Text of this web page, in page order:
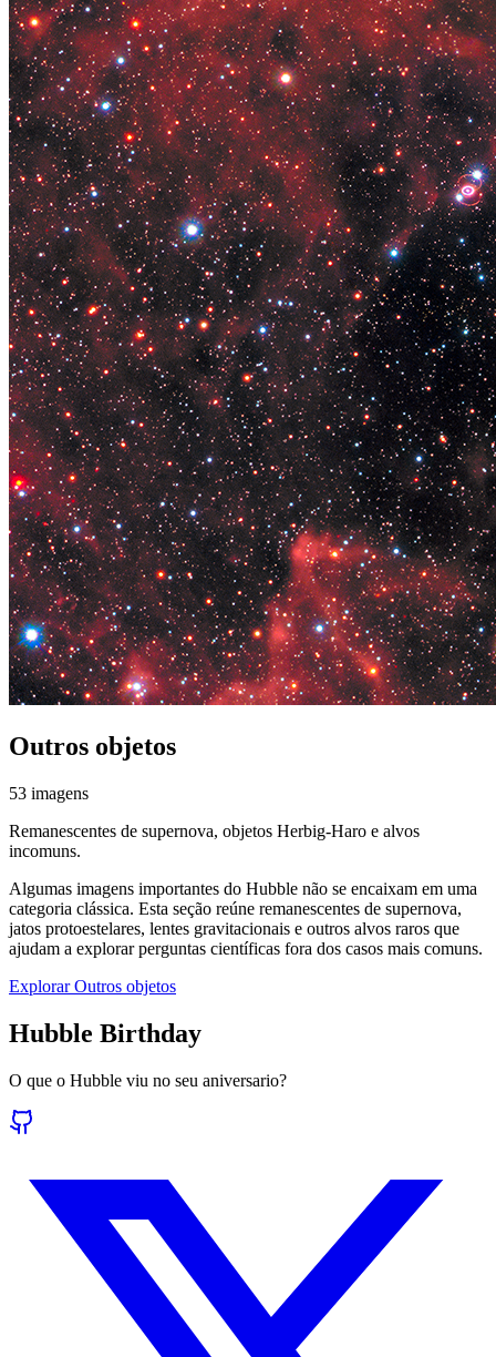
Outros objetos
53 imagens
Remanescentes de supernova, objetos Herbig-Haro e alvos
incomuns.
Algumas imagens importantes do Hubble não se encaixam em uma
categoria clássica. Esta seção reúne remanescentes de supernova,
jatos protoestelares, lentes gravitacionais e outros alvos raros que
ajudam a explorar perguntas científicas fora dos casos mais comuns.
Explorar Outros objetos
Hubble Birthday
O que o Hubble viu no seu aniversario?